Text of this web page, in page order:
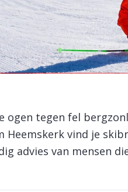
tegen fel
vind je
advies van mensen